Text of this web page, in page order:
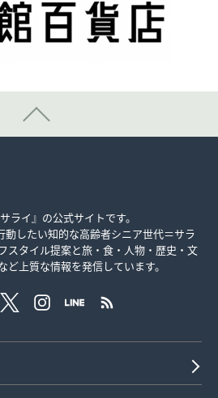
ライ』の公式サイトです。
動したい知的な高齢者シニア世代＝サラ
スタイル提案と旅・食・人物・歴史・文
上質な情報を発信しています。